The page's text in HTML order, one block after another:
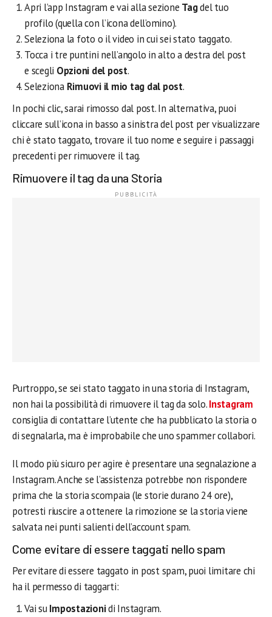
Apri l’app Instagram e vai alla sezione Tagdel tuo
profilo (quella con l’icona dell’omino).
Seleziona la foto o il video in cui sei stato taggato.
Tocca i tre puntini nell’angolo in alto a destra del post
e scegli Opzioni del post.
Seleziona Rimuovi il mio tag dal post.
In pochi clic, sarai rimosso dal post. In alternativa, puoi
cliccare sull’icona in basso a sinistra del post per visualizzare
chi è stato taggato, trovare il tuo nome e seguire i passaggi
precedenti per rimuovere il tag.
Rimuovere il tag da una Storia
Purtroppo, se sei stato taggato in una storia di Instagram,
non hai la possibilità di rimuovere il tag da solo.Instagram
consiglia di contattare l’utente che ha pubblicato la storia o
di segnalarla, ma è improbabile che uno spammer collabori.
Il modo più sicuro per agire è presentare una segnalazione a
Instagram. Anche se l’assistenza potrebbe non rispondere
prima che la storia scompaia (le storie durano 24 ore),
potresti riuscire a ottenere la rimozione se la storia viene
salvata nei punti salienti dell’account spam.
Come evitare di essere taggati nello spam
Per evitare di essere taggato in post spam, puoi limitare chi
ha il permesso di taggarti:
Vai suImpostazionidi Instagram.